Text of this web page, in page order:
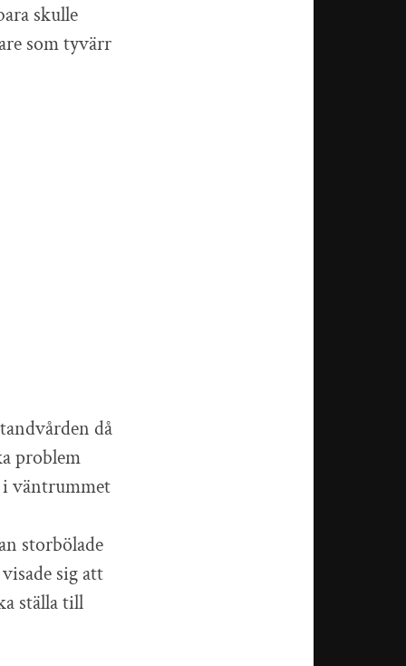
skulle
som tyvärr
då
problem
i väntrummet
storbölade
sig att
ställa till